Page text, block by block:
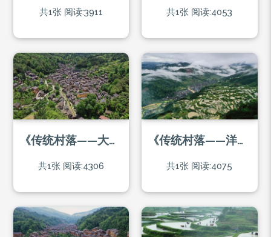
共1张 阅读:3911 共1张 阅读:4053
《传统村落——大利侗寨》
共1张 阅读:4306
《传统村落——洋洞侗寨》
共1张 阅读:4075